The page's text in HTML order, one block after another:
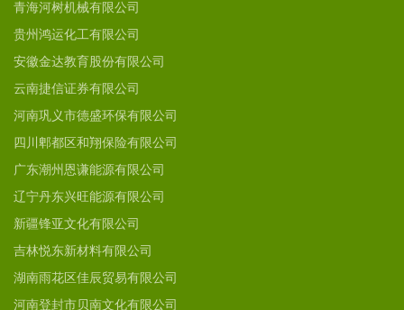
青海河树机械有限公司
贵州鸿运化工有限公司
安徽金达教育股份有限公司
云南捷信证券有限公司
河南巩义市德盛环保有限公司
四川郫都区和翔保险有限公司
广东潮州恩谦能源有限公司
辽宁丹东兴旺能源有限公司
新疆锋亚文化有限公司
吉林悦东新材料有限公司
湖南雨花区佳辰贸易有限公司
河南登封市贝南文化有限公司